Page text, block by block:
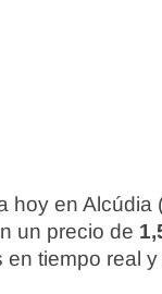
hoy en
un precio de
tiempo real